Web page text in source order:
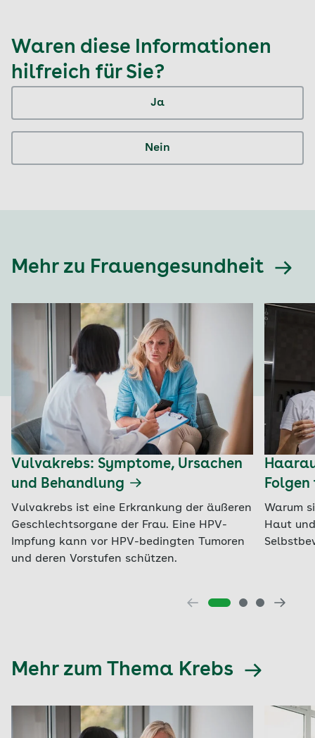
Waren diese Informationen
hilfreich für Sie?
Ja
Nein
Mehr zu Frauengesundheit
Vulvakrebs: Symptome, Ursachen
und Behandlung
Vulvakrebs ist eine Erkrankung der äußeren
Geschlechtsorgane der Frau. Eine HPV-
Impfung kann vor HPV-bedingten Tumoren
und deren Vorstufen schützen.
Warum
Haut
Mehr zum Thema Krebs